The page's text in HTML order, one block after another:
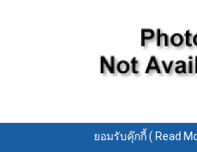
ยอมรับคุ๊กกี้ ( Read